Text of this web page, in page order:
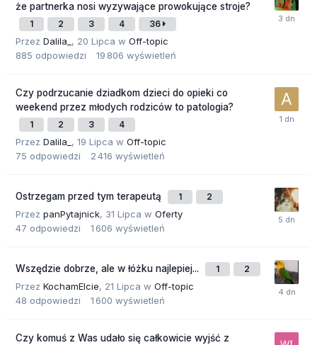
że partnerka nosi wyzywające prowokujące stroje?
1 2 3 4 36
Przez Dalila_ , 20 Lipca w Off-topic
885 odpowiedzi 19 806 wyświetleń
Czy podrzucanie dziadkom dzieci do opieki co
weekend przez młodych rodziców to patologia?
1 2 3 4
Przez Dalila_ , 19 Lipca w Off-topic
75 odpowiedzi 2 416 wyświetleń
Ostrzegam przed tym terapeutą 1 2
Przez panPytajnick, 31 Lipca w Oferty
47 odpowiedzi 1 606 wyświetleń
Wszędzie dobrze, ale w łóżku najlepiej... 1 2
Przez KochamElcie, 21 Lipca w Off-topic
48 odpowiedzi 1 600 wyświetleń
Czy komuś z Was udało się całkowicie wyjść z